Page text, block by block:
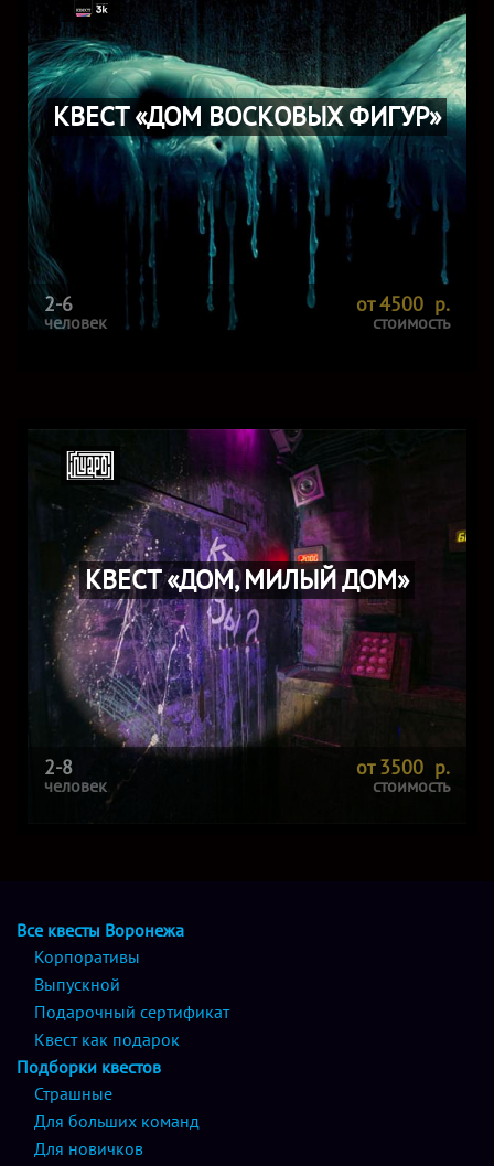
КВЕСТ «ДОМ ВОСКОВЫХ ФИГУР»
2-6
человек
от 4500 р.
стоимость
КВЕСТ «ДОМ, МИЛЫЙ ДОМ»
2-8
человек
от 3500 р.
стоимость
Все квесты Воронежа
Корпоративы
Выпускной
Подарочный сертификат
Квест как подарок
Подборки квестов
Страшные
Для больших команд
Для новичков